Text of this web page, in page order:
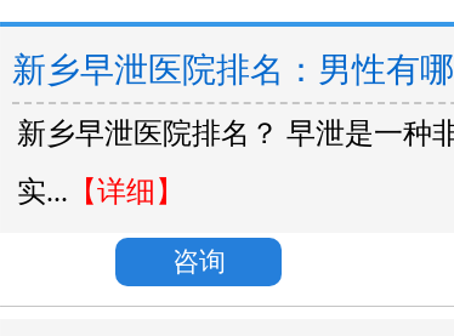
新乡早泄医院排名：男性有
新乡早泄医院排名？ 早泄是一种
实... 【详细】
咨询